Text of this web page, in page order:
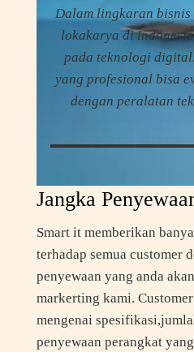
Dalam lingkaran
lokakarya di
pada teknologi
yang profesional bisa
dengan peralatan
Jangka
Smart it memberikan
terhadap semua customer
penyewaan yang anda
markerting kami.
mengenai
penyewaan perangkat